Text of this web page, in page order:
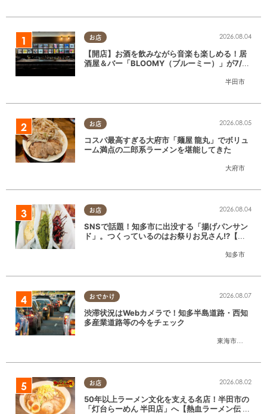
お店
半田市
2026.08.04
【開店】お酒を飲みながら音楽も楽しめる！居
酒屋＆バー「BLOOMY（ブルーミー）」が7/3
お店
大府市
2026.08.05
コスパ最高すぎる大府市「麺屋 龍丸」でボリュ
ーム満点の二郎系ラーメンを堪能してきた
お店
知多市
2026.08.04
SNSで話題！知多市に出没する「揚げパンサン
ド」。つくっているのはお祭りお兄さん!?【ち
おでかけ
東海市
,大府市
2026.08.07
渋滞状況はWebカメラで！知多半島道路・西知
多産業道路等の今をチェック
お店 2026.08.02
50年以上ラーメン文化を支える名店！半田市の
「灯台らーめん 半田店」へ【熱血ラーメン伝 8